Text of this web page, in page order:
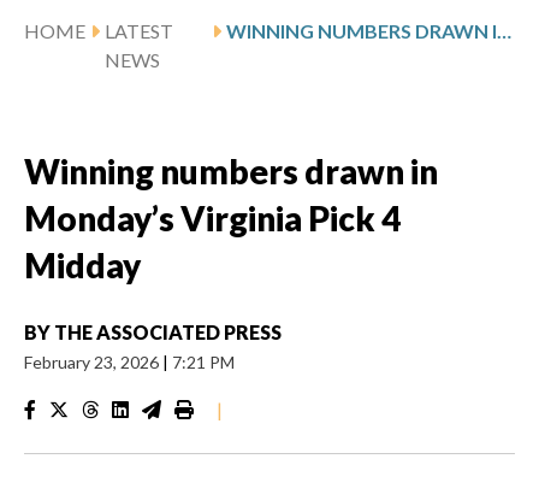
HOME
LATEST
NEWS
WINNING NUMBERS DRAWN IN MONDAY’S VIRGINIA PICK 4 MIDDAY
Winning numbers drawn in
Monday’s Virginia Pick 4
Midday
BY THE ASSOCIATED PRESS
February 23, 2026 | 7:21 PM
|